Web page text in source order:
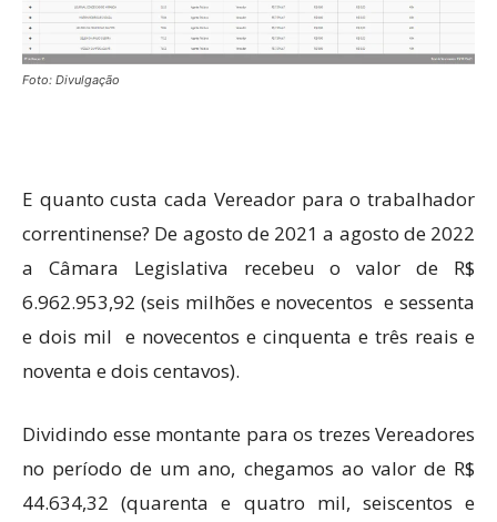
Foto: Divulgação
E quanto custa cada Vereador para o trabalhador
correntinense? De agosto de 2021 a agosto de 2022
a Câmara Legislativa recebeu o valor de R$
6.962.953,92 (seis milhões e novecentos e sessenta
e dois mil e novecentos e cinquenta e três reais e
noventa e dois centavos).
Dividindo esse montante para os trezes Vereadores
no período de um ano, chegamos ao valor de R$
44.634,32 (quarenta e quatro mil, seiscentos e